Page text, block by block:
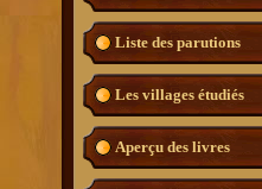
Liste des parutions
Les villages étudiés
Aperçu des livres